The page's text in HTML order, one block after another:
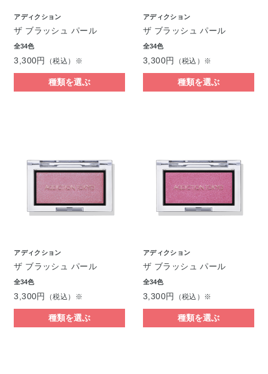
アディクション
ザ ブラッシュ パール
全34色
3,300円 （税込）※
種類を選ぶ
アディクション
ザ ブラッシュ パール
全34色
3,300円 （税込）※
種類を選ぶ
アディクション
ザ ブラッシュ パール
全34色
3,300円 （税込）※
種類を選ぶ
アディクション
ザ ブラッシュ パール
全34色
3,300円 （税込）※
種類を選ぶ